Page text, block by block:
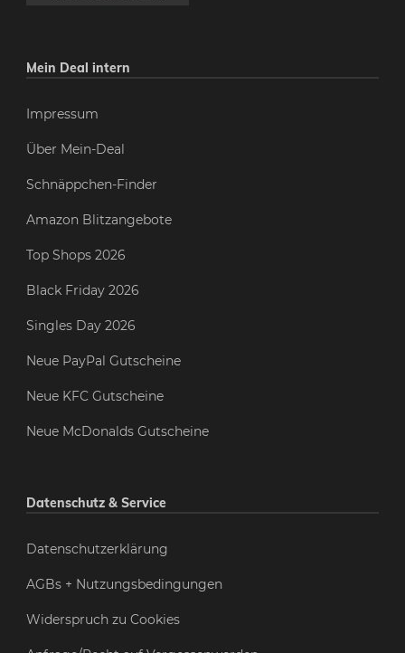
Mein Deal intern
Impressum
Über Mein-Deal
Schnäppchen-Finder
Amazon Blitzangebote
Top Shops 2026
Black Friday 2026
Singles Day 2026
Neue PayPal Gutscheine
Neue KFC Gutscheine
Neue McDonalds Gutscheine
Datenschutz & Service
Datenschutzerklärung
AGBs + Nutzungsbedingungen
Widerspruch zu Cookies